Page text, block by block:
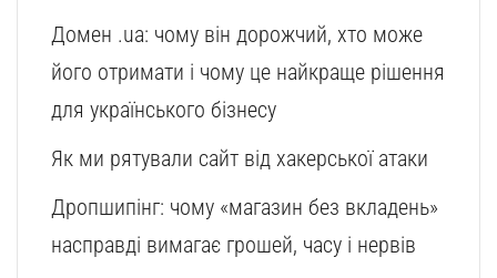
Домен .ua: чому він дорожчий, хто може
його отримати і чому це найкраще рішення
для українського бізнесу
Як ми рятували сайт від хакерської атаки
Дропшипінг: чому «магазин без вкладень»
насправді вимагає грошей, часу і нервів